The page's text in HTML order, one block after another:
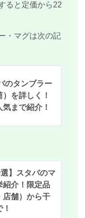
ると定価から22
・マグは次の記
のタンブラー
を詳しく！
まで紹介！
】スタバのマ
紹介！限定品
店舗）から干